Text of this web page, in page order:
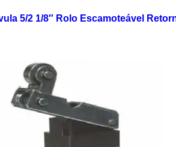
5/2 1/8″ Rolo Escamoteável